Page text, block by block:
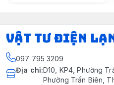
VẬT TƯ ĐIỆN
097 795 3209
Địa chỉ:D10, KP4, Phường
Phường Trấn Biên,